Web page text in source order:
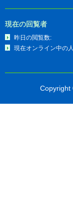
現在の回覧者
昨日の閲覧数:
現在オンライン中の
Copyright